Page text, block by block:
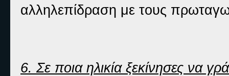
αλληλεπίδραση με τους
6. Σε ποια ηλικία ξεκίνησες να